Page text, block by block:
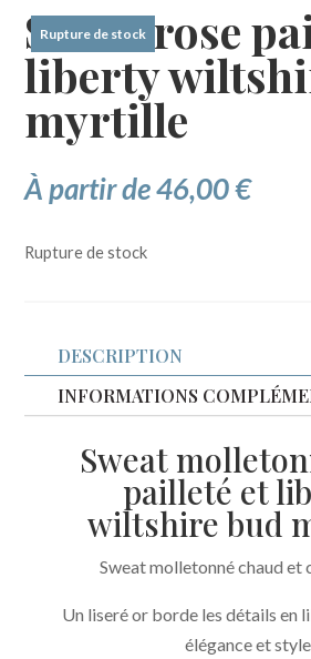
Sweat rose
liberty
myrtille
À partir de46,00€
Rupture de stock
Rupture de stock
DESCRIPTION
INFORMATIONS
Sweat
pailleté et
wiltshire bud
Sweat molletonné chaud
Un liseré or borde les détails en
élégance et style